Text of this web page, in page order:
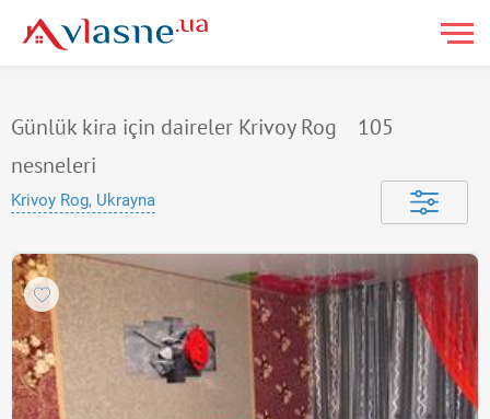
Günlük kira için daireler Krivoy Rog
105
nesneleri
Krivoy Rog, Ukrayna